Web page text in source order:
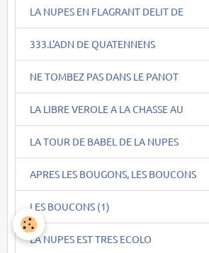
LA NUPES EN FLAGRANT DELIT DE
333.L'ADN DE QUATENNENS
NE TOMBEZ PAS DANS LE PANOT
LA LIBRE VEROLE A LA CHASSE AU
LA TOUR DE BABEL DE LA NUPES
APRES LES BOUGONS, LES BOUCONS
LES BOUCONS (1)
LA NUPES EST TRES ECOLO